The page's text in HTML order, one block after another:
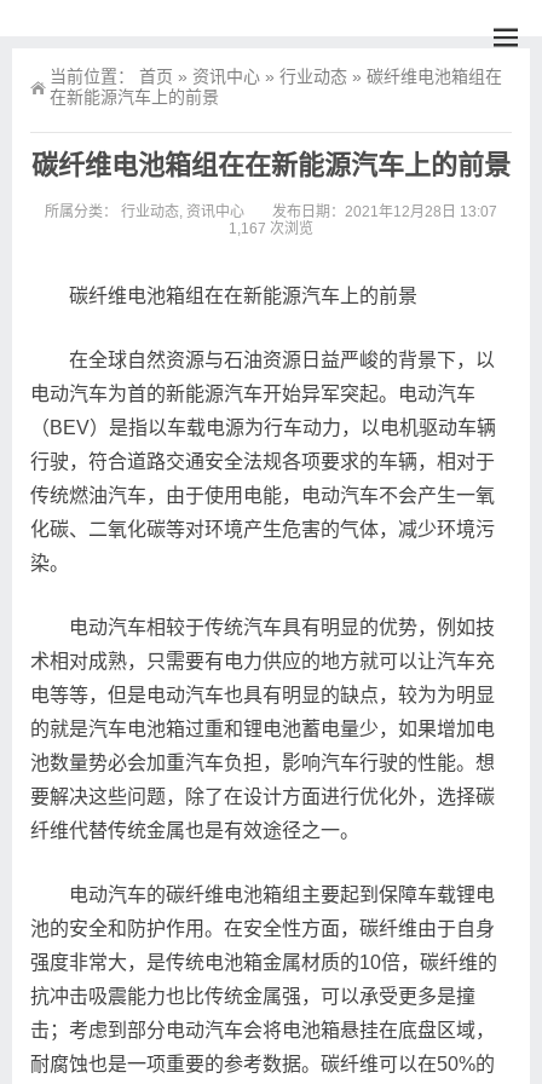
当前位置： 首页 » 资讯中心 » 行业动态 » 碳纤维电池箱组在
在新能源汽车上的前景
碳纤维电池箱组在在新能源汽车上的前景
所属分类： 行业动态, 资讯中心
发布日期：2021年12月28日 13:07
1,167 次浏览
碳纤维电池箱组在在新能源汽车上的前景
在全球自然资源与石油资源日益严峻的背景下，以
电动汽车为首的新能源汽车开始异军突起。电动汽车
（BEV）是指以车载电源为行车动力，以电机驱动车辆
行驶，符合道路交通安全法规各项要求的车辆，相对于
传统燃油汽车，由于使用电能，电动汽车不会产生一氧
化碳、二氧化碳等对环境产生危害的气体，减少环境污
染。
电动汽车相较于传统汽车具有明显的优势，例如技
术相对成熟，只需要有电力供应的地方就可以让汽车充
电等等，但是电动汽车也具有明显的缺点，较为为明显
的就是汽车电池箱过重和锂电池蓄电量少，如果增加电
池数量势必会加重汽车负担，影响汽车行驶的性能。想
要解决这些问题，除了在设计方面进行优化外，选择碳
纤维代替传统金属也是有效途径之一。
电动汽车的碳纤维电池箱组主要起到保障车载锂电
池的安全和防护作用。在安全性方面，碳纤维由于自身
强度非常大，是传统电池箱金属材质的10倍，碳纤维的
抗冲击吸震能力也比传统金属强，可以承受更多是撞
击；考虑到部分电动汽车会将电池箱悬挂在底盘区域，
耐腐蚀也是一项重要的参考数据。碳纤维可以在50%的